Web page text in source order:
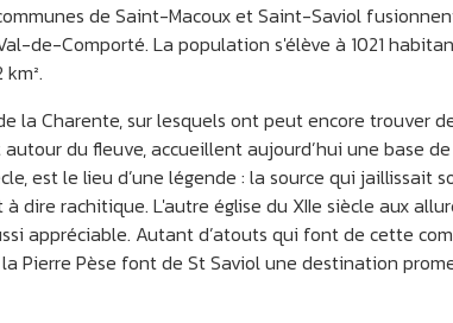
de Saint-Macoux et Saint-Saviol
de-Comporté. La population s'élève à 1021
la Charente, sur lesquels ont peut encore trouver
du fleuve, accueillent aujourd’hui une base
est le lieu d’une légende : la source qui jaillissait
à dire rachitique. L'autre église du XIIe siècle aux
appréciable. Autant d’atouts qui font de cette
Pierre Pèse font de St Saviol une destination